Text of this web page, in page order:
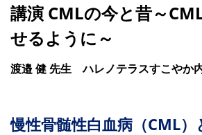
講演 CMLの今と昔～
せるように～
渡邉 健 先生 ハレノテラスすこやか
慢性骨髄性白血病（CML）